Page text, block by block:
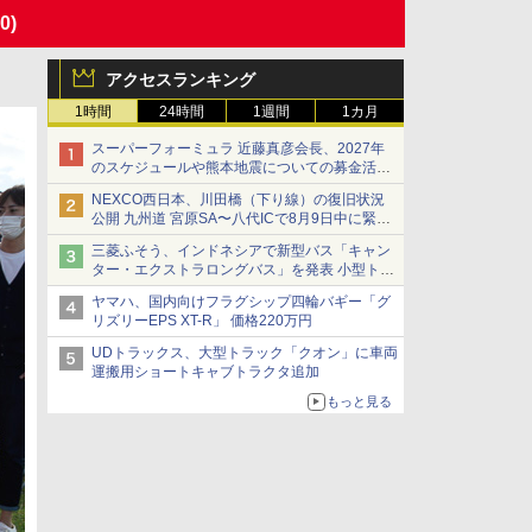
アクセスランキング
1時間 24時間 1週間 1カ月
スーパーフォーミュラ 近藤真彦会長、2027年
のスケジュールや熊本地震についての募金活動
を紹介
NEXCO西日本、川田橋（下り線）の復旧状況
公開 九州道 宮原SA〜八代ICで8月9日中に緊急
車両を通行可能に
三菱ふそう、インドネシアで新型バス「キャン
ター・エクストラロングバス」を発表 小型トラ
ックベースの観光・旅客輸送向けバス
ヤマハ、国内向けフラグシップ四輪バギー「グ
リズリーEPS XT-R」 価格220万円
UDトラックス、大型トラック「クオン」に車両
運搬用ショートキャブトラクタ追加
もっと見る